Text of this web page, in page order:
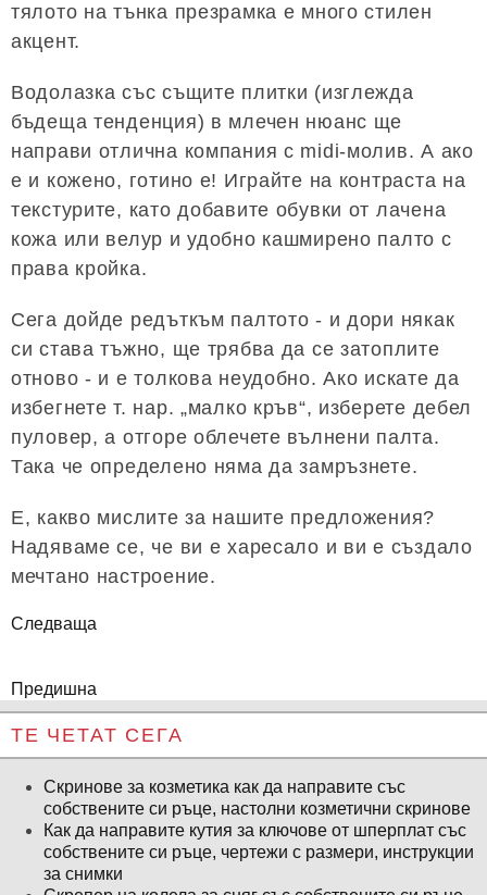
тялото на тънка презрамка е много стилен
акцент.
Водолазка със същите плитки (изглежда
бъдеща тенденция) в млечен нюанс ще
направи отлична компания с midi-молив. А ако
е и кожено, готино е! Играйте на контраста на
текстурите, като добавите обувки от лачена
кожа или велур и удобно кашмирено палто с
права кройка.
Сега дойде редъткъм палтото - и дори някак
си става тъжно, ще трябва да се затоплите
отново - и е толкова неудобно. Ако искате да
избегнете т. нар. „малко кръв“, изберете дебел
пуловер, а отгоре облечете вълнени палта.
Така че определено няма да замръзнете.
Е, какво мислите за нашите предложения?
Надяваме се, че ви е харесало и ви е създало
мечтано настроение.
Следваща
Предишна
ТЕ ЧЕТАТ СЕГА
Скринове за козметика как да направите със
собствените си ръце, настолни козметични скринове
Как да направите кутия за ключове от шперплат със
собствените си ръце, чертежи с размери, инструкции
за снимки